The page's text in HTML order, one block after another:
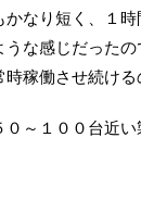
かなり短く、１
うな感じだった
時稼働させ続け
０～１００台近